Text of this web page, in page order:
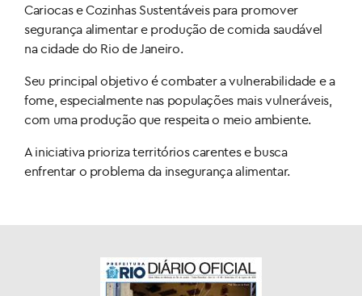
Cariocas e Cozinhas Sustentáveis para promover
segurança alimentar e produção de comida saudável
na cidade do Rio de Janeiro.
Seu principal objetivo é combater a vulnerabilidade e a
fome, especialmente nas populações mais vulneráveis,
com uma produção que respeita o meio ambiente.
A iniciativa prioriza territórios carentes e busca
enfrentar o problema da insegurança alimentar.